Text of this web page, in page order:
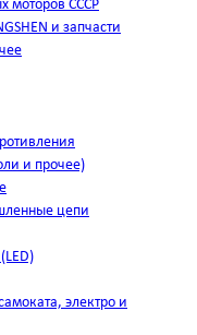
моторов СССР
и запчасти
и прочее)
цепи
электро и